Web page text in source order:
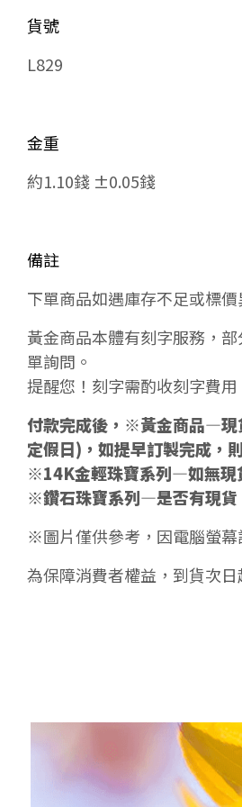
貨號
L829
金重
約1.10錢 ±0.05錢
備註
下單商品如遇庫存不足或標
黃金商品本體有刻字服務，
單詢問。
提醒您！刻字需酌收刻字費用
付款完成後，※黃金商品—現
定假日)，如提早訂製完成，
※14K金輕珠寶系列—如無現
※鑽石珠寶系列—是否有現貨
※圖片僅供參考，因電腦螢幕
為保障消費者權益，到貨次